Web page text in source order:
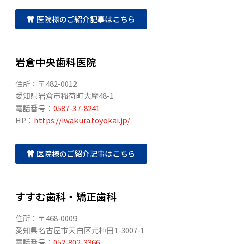
医院様のご紹介記事はこちら
岩倉中央歯科医院
住所：〒482-0012
愛知県岩倉市稲荷町大摩48-1
電話番号： 0587-37-8241
HP： https://iwakura.toyokai.jp/
医院様のご紹介記事はこちら
すすむ歯科・矯正歯科
住所：〒468-0009
愛知県名古屋市天白区元植田1-3007-1